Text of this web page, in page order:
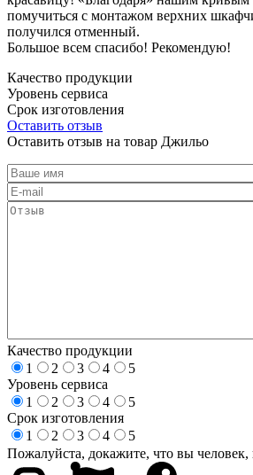
помучиться с монтажом верхних
получился отменный.
Большое всем спасибо! Рекомендую!
Качество продукции
Уровень сервиса
Срок изготовления
Оставить отзыв
Оставить отзыв на товар Джильо
Качество продукции
1
2 3 4
5
Уровень сервиса
1
2 3 4
5
Срок изготовления
1
2 3 4
5
Пожалуйста, докажите, что вы человек,